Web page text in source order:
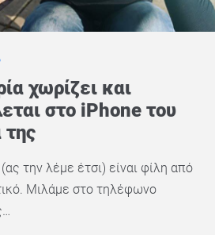
χωρίζει και
στο iPhone του
της
την λέμε έτσι) είναι φίλη από
Μιλάμε στο τηλέφωνο